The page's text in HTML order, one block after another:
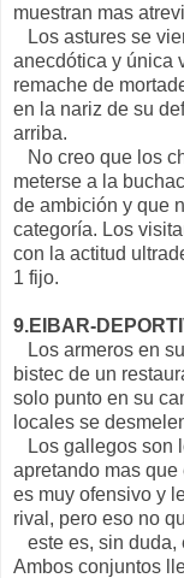
muestran mas
Los astures se
anecdótica y única
remache de
en la nariz de su
arriba.
No creo que los
meterse a la
de ambición y que
categoría. Los
con la actitud
1 fijo.
9.EIBAR-
Los armeros en
bistec de un
solo punto en su
locales se
Los gallegos son
apretando mas
es muy ofensivo y
rival, pero eso no
este es, sin duda,
Ambos conjuntos